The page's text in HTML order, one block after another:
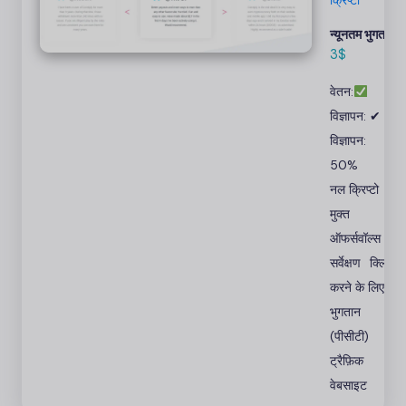
वेबसाइट।
मुफ्त में वीडियो
खेलें।
न्यूनतम भुगतान:
3$
वेतन:
विज्ञापन: ✔
विज्ञापन:
50%
नल क्रिप्टो
मुक्त
ऑफर्सवॉल्स
सर्वेक्षण क्लिक
करने के लिए
भुगतान
(पीसीटी)
ट्रैफ़िक
वेबसाइट